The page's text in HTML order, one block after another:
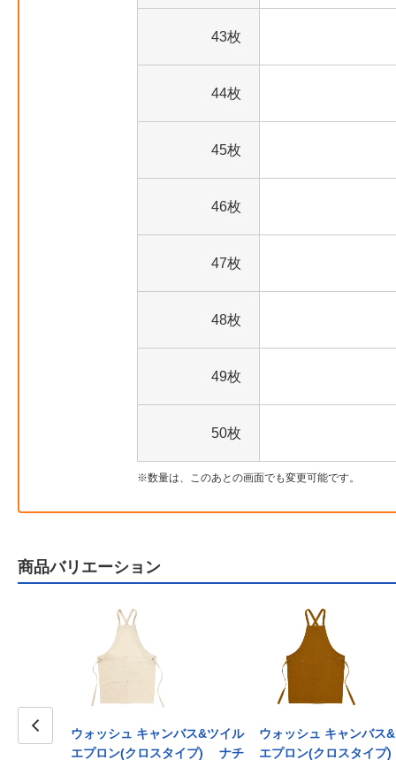
43枚
44枚
45枚
46枚
47枚
48枚
49枚
50枚
数量は、このあとの画面でも変更可能です。
商品バリエーション
ウォッシュ キャンバス&ツイル
エプロン(クロスタイプ) ナチ
ウォッシュ キャンバス
エプロン(クロスタイ